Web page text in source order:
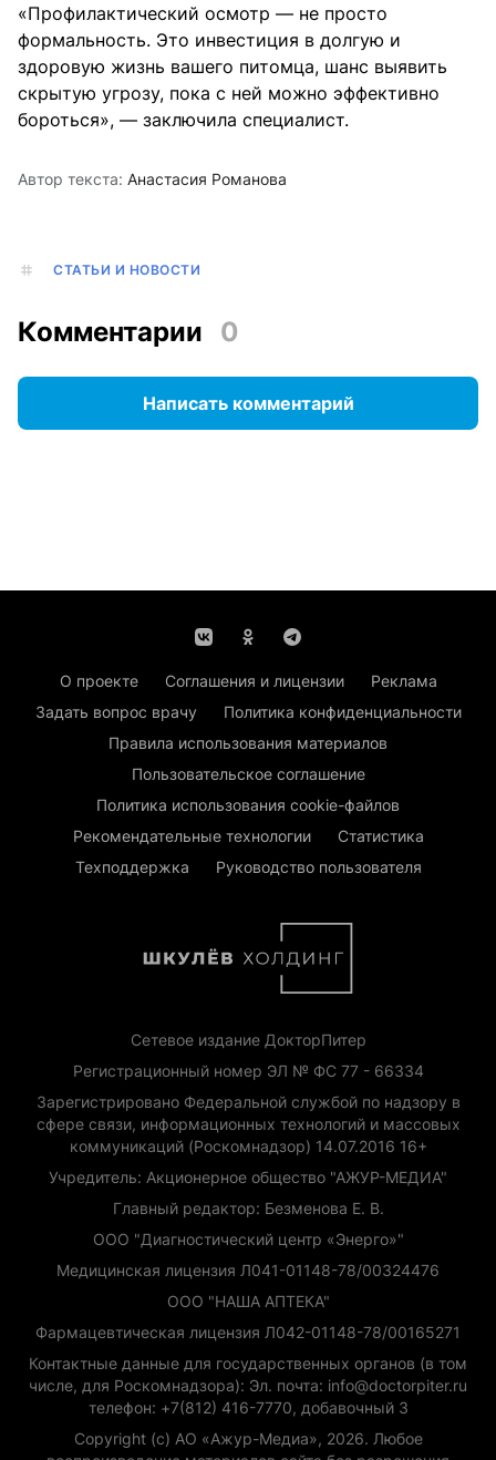
«Профилактический осмотр — не просто
формальность. Это инвестиция в долгую и
здоровую жизнь вашего питомца, шанс выявить
скрытую угрозу, пока с ней можно эффективно
бороться», — заключила специалист.
Автор текста: Анастасия Романова
СТАТЬИ И НОВОСТИ
Комментарии 0
Написать комментарий
О проекте Соглашения и лицензии
Реклама
Задать вопрос врачу
Политика конфиденциальности
Правила использования материалов
Пользовательское соглашение
Политика использования cookie-файлов
Рекомендательные технологии
Статистика
Техподдержка
Руководство пользователя
Сетевое издание ДокторПитер
Регистрационный номер ЭЛ № ФС 77 - 66334
Зарегистрировано Федеральной службой по надзору в
сфере связи, информационных технологий и массовых
коммуникаций (Роскомнадзор) 14.07.2016 16+
Учредитель: Акционерное общество "АЖУР-МЕДИА"
Главный редактор: Безменова Е. В.
ООО "Диагностический центр «Энерго»"
Медицинская лицензия Л041-01148-78/00324476
ООО "НАША АПТЕКА"
Фармацевтическая лицензия Л042-01148-78/00165271
Контактные данные для государственных органов (в том
числе, для Роскомнадзора): Эл. почта: info@doctorpiter.ru
телефон: +7(812) 416-7770, добавочный 3
Copyright (с) АО «Ажур-Медиа», 2026. Любое